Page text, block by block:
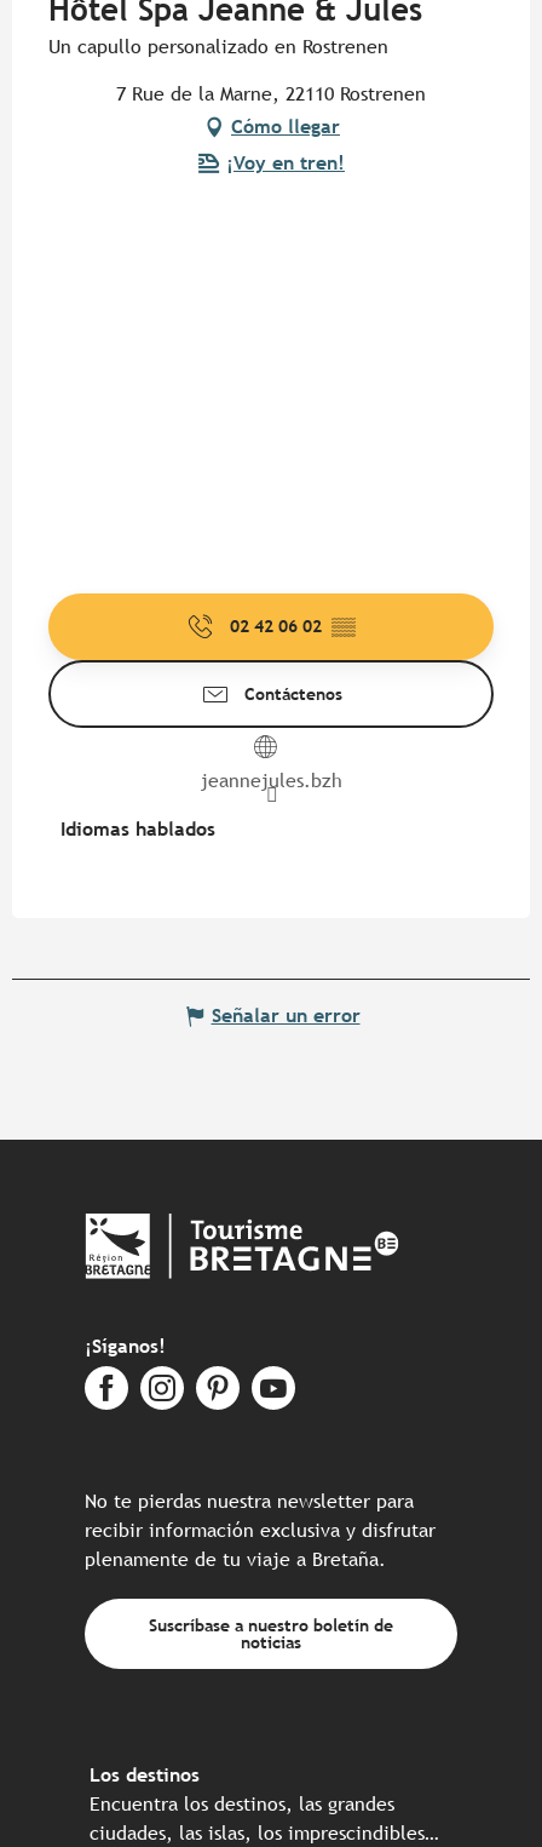
Hôtel Spa Jeanne & Jules
Un capullo personalizado en Rostrenen
7 Rue de la Marne, 22110 Rostrenen
Cómo llegar
¡Voy en tren!
02 42 06 02 ▒▒
Contáctenos
jeannejules.bzh
Idiomas hablados
Idiomas hablados
Señalar un error
¡Síganos!
No te pierdas nuestra newsletter para
recibir información exclusiva y disfrutar
plenamente de tu viaje a Bretaña.
Suscríbase a nuestro boletín de
noticias
Los destinos
Encuentra los destinos, las grandes
ciudades, las islas, los imprescindibles…